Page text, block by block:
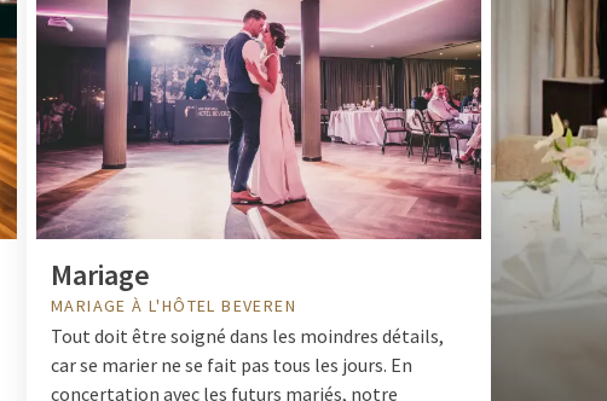
Mariage
MARIAGE À L'HÔTEL BEVEREN
Tout doit être soigné dans les moindres détails,
car se marier ne se fait pas tous les jours. En
concertation avec les futurs mariés, notre